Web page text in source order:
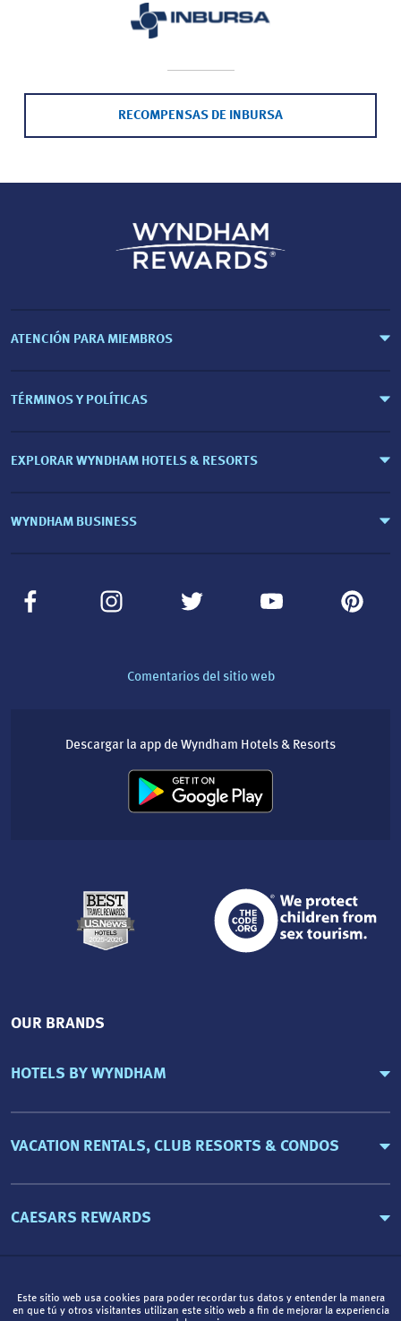
RECOMPENSAS DE INBURSA
ATENCIÓN PARA MIEMBROS
TÉRMINOS Y POLÍTICAS
EXPLORAR WYNDHAM HOTELS & RESORTS
WYNDHAM BUSINESS
Comentarios del sitio web
Descargar la app de Wyndham Hotels & Resorts
OUR BRANDS
HOTELS BY WYNDHAM
VACATION RENTALS, CLUB RESORTS & CONDOS
CAESARS REWARDS
Este sitio web usa cookies para poder recordar tus datos y entender la manera
en que tú y otros visitantes utilizan este sitio web a fin de mejorar la experiencia